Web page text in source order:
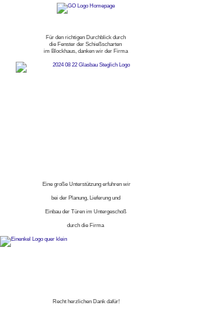
Für den richtigen Durchblick durch
die Fenster der Schießscharten
im Blockhaus, danken wir der Firma
Eine große Unterstützung erfuhren wir
bei der Planung, Lieferung und
Einbau der Türen im Untergeschoß
durch die Firma
Recht herzlichen Dank dafür!